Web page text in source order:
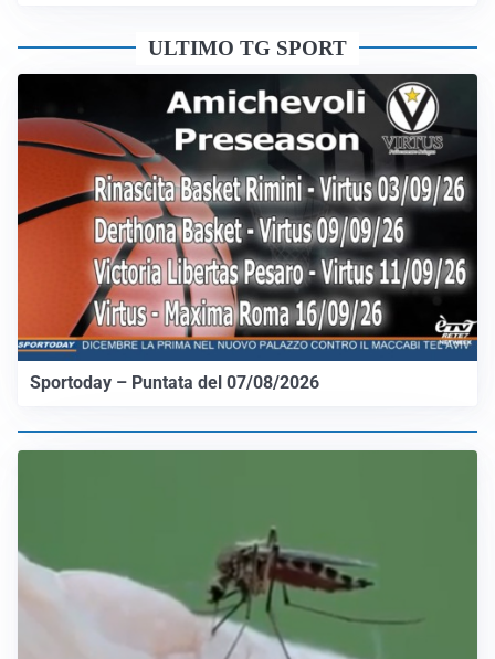
ULTIMO TG SPORT
Sportoday – Puntata del 07/08/2026